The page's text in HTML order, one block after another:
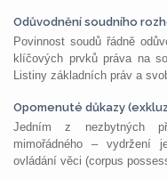
Odůvodnění soudního
Povinnost soudů řádně
klíčových prvků práva na
Listiny základních práv a
Opomenuté důkazy
Jedním z nezbytných
mimořádného – vydržení
ovládání věci (corpus